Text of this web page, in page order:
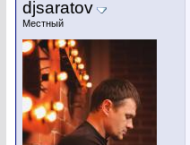
djsaratov
Местный